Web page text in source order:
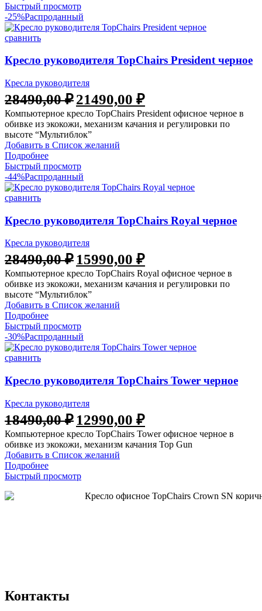
Быстрый просмотр
-25%Распроданный
сравнить
Кресло руководителя TopChairs President черное
Кресла руководителя
28490,00₽ Первоначальная
цена
составляла
28490,00 ₽.
21490,00 ₽Текущая
цена:
21490,00 ₽.
Компьютерное кресло TopChairs President офисное черное в
обивке из экокожи, механизм качания и регулировки по
высоте “Мультиблок”
Добавить в Список желаний
Подробнее
Быстрый просмотр
-44%Распроданный
сравнить
Кресло руководителя TopChairs Royal черное
Кресла руководителя
28490,00₽ Первоначальная
цена
составляла
28490,00 ₽.
15990,00 ₽Текущая
цена:
15990,00 ₽.
Компьютерное кресло TopChairs Royal офисное черное в
обивке из экокожи, механизм качания и регулировки по
высоте “Мультиблок”
Добавить в Список желаний
Подробнее
Быстрый просмотр
-30%Распроданный
сравнить
Кресло руководителя TopChairs Tower черное
Кресла руководителя
18490,00₽ Первоначальная
цена
составляла
18490,00 ₽.
12990,00 ₽Текущая
цена:
12990,00 ₽.
Компьютерное кресло TopChairs Tower офисное черное в
обивке из экокожи, механизм качания Top Gun
Добавить в Список желаний
Подробнее
Быстрый просмотр
Контакты